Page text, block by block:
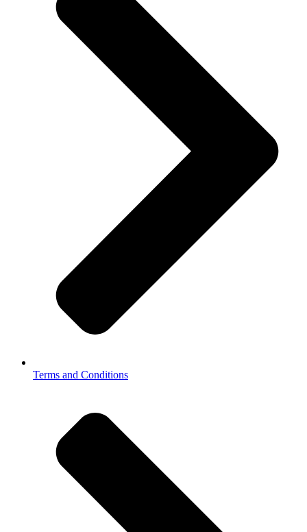
Terms and Conditions